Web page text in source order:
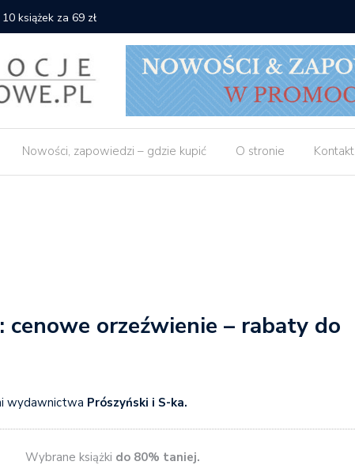
książek za 69 zł
Nowości, zapowiedzi – gdzie kupić O stronie Kontakt
cenowe orzeźwienie – rabaty do
wydawnictwa Prószyński i S-ka.
Wybrane książki do 80% taniej.